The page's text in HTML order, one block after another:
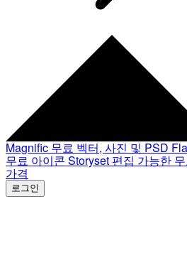
Magnific 무료 벡터, 사진 및 PSD
무료 아이콘 Storyset 편집 가능한
가격
로그인